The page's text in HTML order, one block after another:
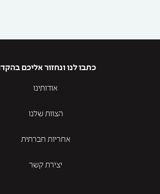
כתבו לנו ונחזור אליכם
אודותינו
הצוות שלנו
אחריות חברתית
יצירת קשר